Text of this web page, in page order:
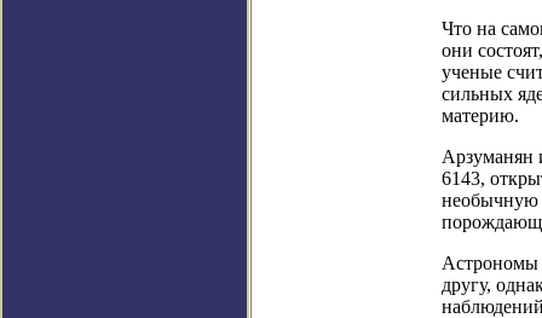
Что на
они
ученые
сильных
материю.
Арзуманян
6143,
необычную
Астрономы
другу,